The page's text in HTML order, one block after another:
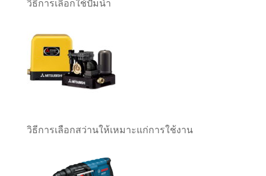
วิธีการเลือกใช้ปั๊มน้ำ
วิธีการเลือกสว่านให้เหมาะแก่การใช้งาน